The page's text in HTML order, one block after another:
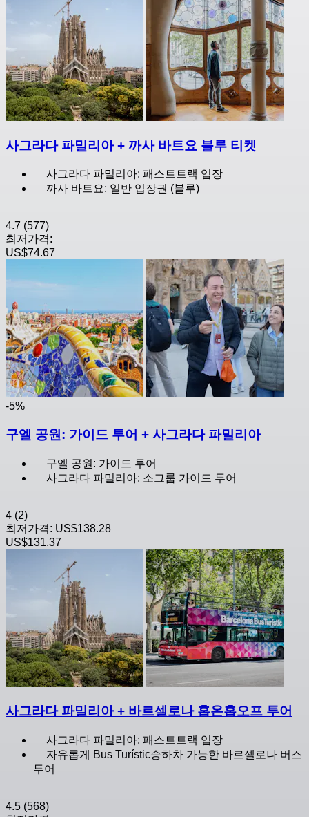
사그라다 파밀리아 + 까사 바트요 블루 티켓
사그라다 파밀리아: 패스트트랙 입장
까사 바트요: 일반 입장권 (블루)
4.7 (577)
최저가격:
US$74.67
-5%
구엘 공원: 가이드 투어 + 사그라다 파밀리아
구엘 공원: 가이드 투어
사그라다 파밀리아: 소그룹 가이드 투어
4 (2)
최저가격: US$138.28
US$131.37
사그라다 파밀리아 + 바르셀로나 홉온홉오프 투어
사그라다 파밀리아: 패스트트랙 입장
자유롭게 Bus Turístic승하차 가능한 바르셀로나 버스
투어
4.5 (568)